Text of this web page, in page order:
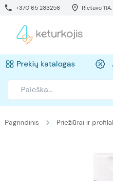
+370 65 283256 Rietavo
Prekių katalogas
Pagrindinis Priežiūrai ir